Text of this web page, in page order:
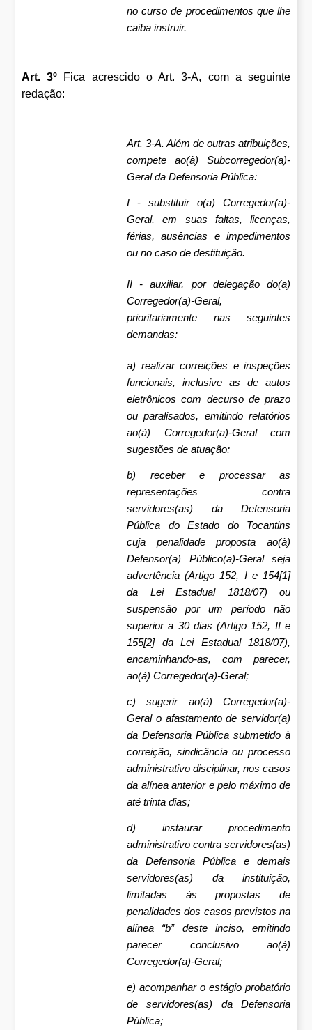
no curso de procedimentos que lhe
caiba instruir.
Art. 3º Fica acrescido o Art. 3-A, com a seguinte
redação:
Art. 3-A. Além de outras atribuições,
compete ao(à) Subcorregedor(a)-
Geral da Defensoria Pública:
I - substituir o(a) Corregedor(a)-
Geral, em suas faltas, licenças,
férias, ausências e impedimentos
ou no caso de destituição.
II - auxiliar, por delegação do(a)
Corregedor(a)-Geral,
prioritariamente nas seguintes
demandas:
a) realizar correições e inspeções
funcionais, inclusive as de autos
eletrônicos com decurso de prazo
ou paralisados, emitindo relatórios
ao(à) Corregedor(a)-Geral com
sugestões de atuação;
b) receber e processar as
representações contra
servidores(as) da Defensoria
Pública do Estado do Tocantins
cuja penalidade proposta ao(à)
Defensor(a) Público(a)-Geral seja
advertência (Artigo 152, I e 154[1]
da Lei Estadual 1818/07) ou
suspensão por um período não
superior a 30 dias (Artigo 152, II e
155[2] da Lei Estadual 1818/07),
encaminhando-as, com parecer,
ao(à) Corregedor(a)-Geral;
c) sugerir ao(à) Corregedor(a)-
Geral o afastamento de servidor(a)
da Defensoria Pública submetido à
correição, sindicância ou processo
administrativo disciplinar, nos casos
da alínea anterior e pelo máximo de
até trinta dias;
d) instaurar procedimento
administrativo contra servidores(as)
da Defensoria Pública e demais
servidores(as) da instituição,
limitadas às propostas de
penalidades dos casos previstos na
alínea “b” deste inciso, emitindo
parecer conclusivo ao(à)
Corregedor(a)-Geral;
e) acompanhar o estágio probatório
de servidores(as) da Defensoria
Pública;